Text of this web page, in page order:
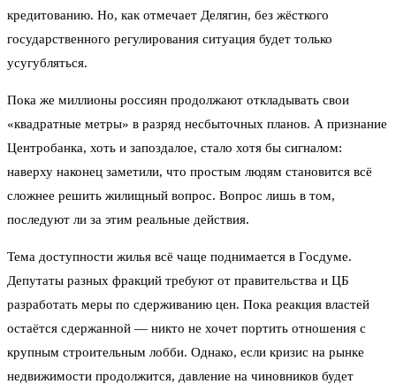
кредитованию. Но, как отмечает Делягин, без жёсткого
государственного регулирования ситуация будет только
усугубляться.
Пока же миллионы россиян продолжают откладывать свои
«квадратные метры» в разряд несбыточных планов. А признание
Центробанка, хоть и запоздалое, стало хотя бы сигналом:
наверху наконец заметили, что простым людям становится всё
сложнее решить жилищный вопрос. Вопрос лишь в том,
последуют ли за этим реальные действия.
Тема доступности жилья всё чаще поднимается в Госдуме.
Депутаты разных фракций требуют от правительства и ЦБ
разработать меры по сдерживанию цен. Пока реакция властей
остаётся сдержанной — никто не хочет портить отношения с
крупным строительным лобби. Однако, если кризис на рынке
недвижимости продолжится, давление на чиновников будет